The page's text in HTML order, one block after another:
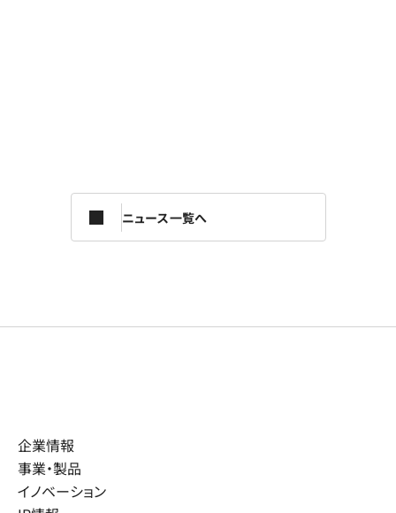
ニュース一覧へ
企業情報
事業・製品
イノベーション